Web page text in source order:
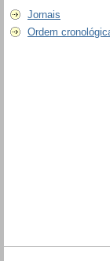
Jornais
Ordem